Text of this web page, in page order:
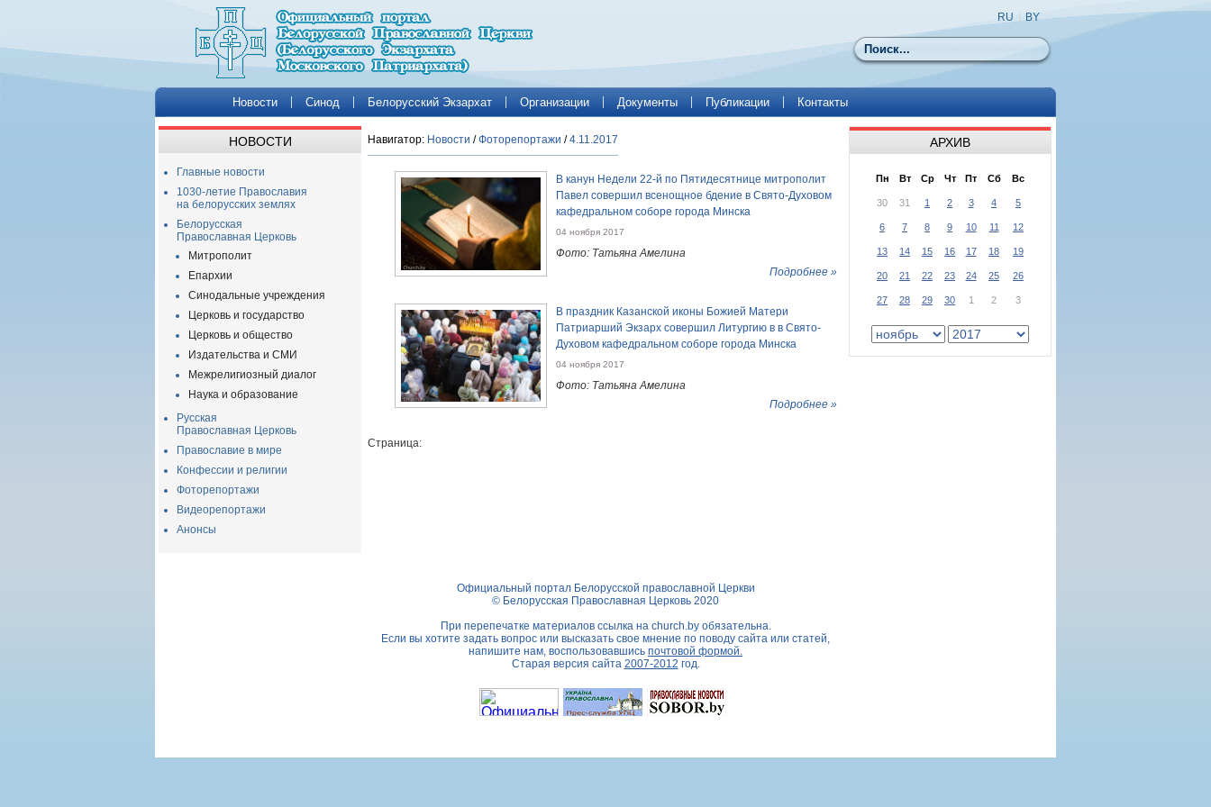
Поиск
RU BY
Новости Синод Белорусский Экзархат Организации Документы Публикации Контакты
НОВОСТИ
Главные новости
1030-летие Православия
на белорусских землях
Белорусская
Православная Церковь
Митрополит
Епархии
Синодальные учреждения
Церковь и государство
Церковь и общество
Издательства и СМИ
Межрелигиозный диалог
Наука и образование
Русская
Православная Церковь
Православие в мире
Конфессии и религии
Фоторепортажи
Видеорепортажи
Анонсы
Навигатор: Новости /Фоторепортажи /4.11.2017
В канун Недели 22-й по Пятидесятнице митрополит
Павел совершил всенощное бдение в Свято-Духовом
кафедральном соборе города Минска
04 ноября 2017
Фото: Татьяна Амелина
Подробнее »
В праздник Казанской иконы Божией Матери
Патриарший Экзарх совершил Литургию в в Свято-
Духовом кафедральном соборе города Минска
04 ноября 2017
Фото: Татьяна Амелина
Подробнее »
Страница:
АРХИВ
Пн Вт Ср Чт Пт Сб Вс
30 31 1 2 3 4 5
6 7 8 9 10 11 12
13 14 15 16 17 18 19
20 21 22 23 24 25 26
27 28 29 30 1 2 3
Официальный портал Белорусской православной Церкви
© Белорусская Православная Церковь 2020
При перепечатке материалов ссылка на church.byобязательна.
Если вы хотите задать вопрос или высказать свое мнение по поводу сайта или статей,
напишите нам, воспользовавшись почтовой формой.
Старая версия сайта 2007-2012 год.